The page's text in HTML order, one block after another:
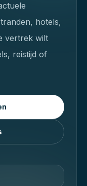
hotels,
vertrek wilt
reistijd of